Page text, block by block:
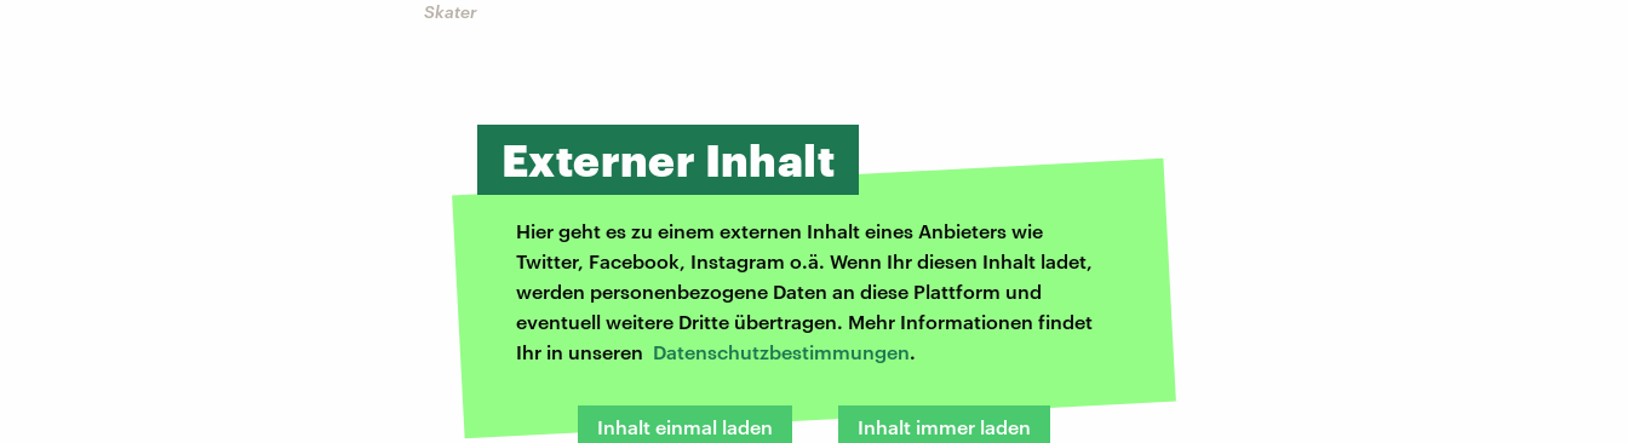
Skater
Externer Inhalt
Hier geht es zu einem externen Inhalt eines Anbieters wie
Twitter, Facebook, Instagram o.ä. Wenn Ihr diesen Inhalt ladet,
werden personenbezogene Daten an diese Plattform und
eventuell weitere Dritte übertragen. Mehr Informationen findet
Ihr in unseren Datenschutzbestimmungen.
Inhalt einmal laden Inhalt immer laden